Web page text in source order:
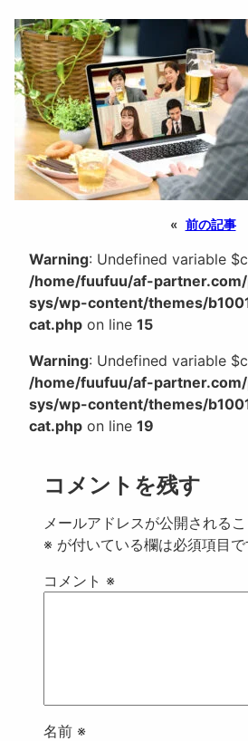
« 前の記事
Warning: Undefined variable
/home/fuufuu/af-
sys/wp-content/themes/
cat.php on line 15
Warning: Undefined variable
/home/fuufuu/af-
sys/wp-content/themes/
cat.php on line 19
コメントを残す
メールアドレスが公開されるこ
※ が付いている欄は必須項目で
コメント ※
名前 ※